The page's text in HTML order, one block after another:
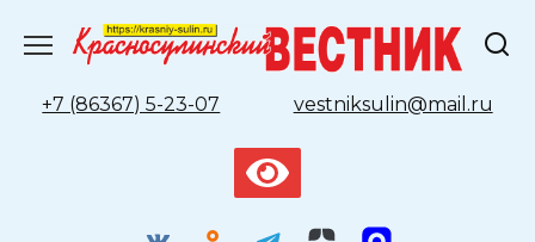
содержанию
+7 (86367) 5-23-07
vestniksulin@mail.ru